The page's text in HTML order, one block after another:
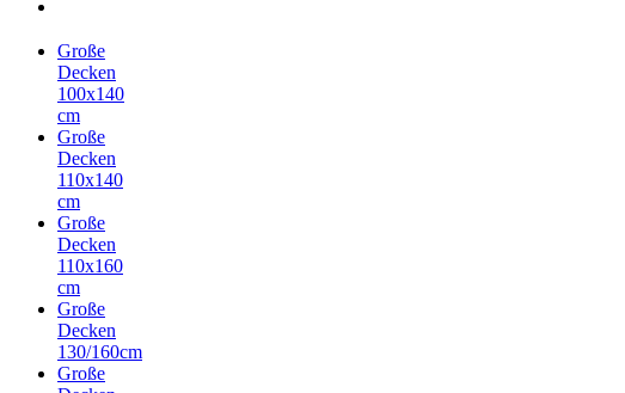
Große
Decken
100x140
cm
Große
Decken
110x140
cm
Große
Decken
110x160
cm
Große
Decken
130/160cm
Große